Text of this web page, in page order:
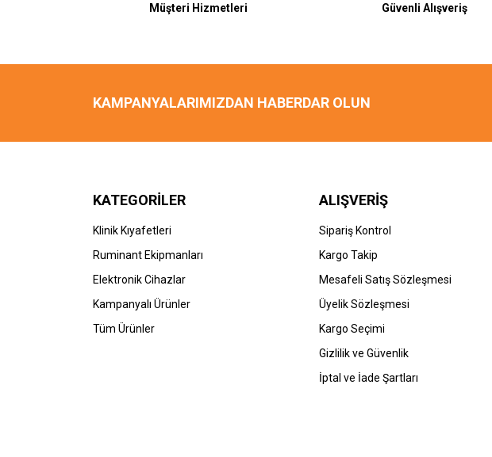
Müşteri Hizmetleri Güvenli Alışveriş
KAMPANYALARIMIZDAN HABERDAR OLUN
KATEGORİLER
Klinik Kıyafetleri
Ruminant Ekipmanları
Elektronik Cihazlar
Kampanyalı Ürünler
Tüm Ürünler
ALIŞVERİŞ
Sipariş Kontrol
Kargo Takip
Mesafeli Satış Sözleşmesi
Üyelik Sözleşmesi
Kargo Seçimi
Gizlilik ve Güvenlik
İptal ve İade Şartları